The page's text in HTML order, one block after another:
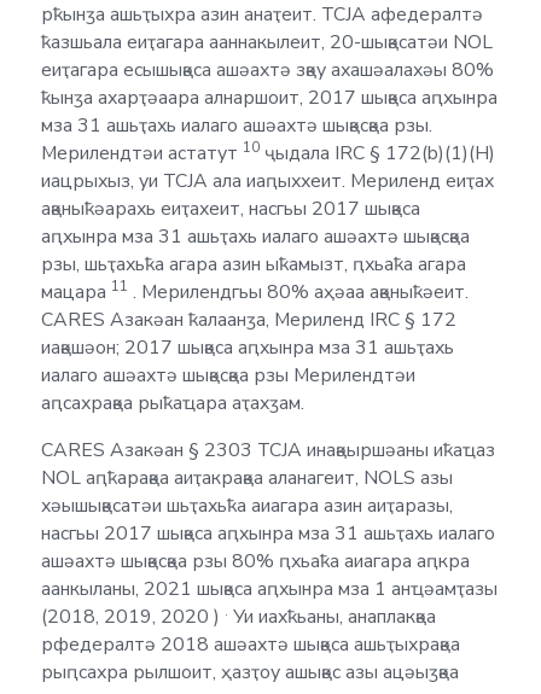
рҟынӡа ашьҭыхра азин анаҭеит. TCJA афедералтә
ҟазшьала еиҭагара ааннакылеит, 20-шықәсатәи NOL
еиҭагара есышықәса ашәахтә зқәу ахашәалахәы 80%
ҟынӡа ахарҭәаара алнаршоит, 2017 шықәса аԥхынра
мза 31 ашьҭахь иалаго ашәахтә шықәсқәа рзы.
Мерилендтәи астатут 10ҷыдала IRC § 172(b)(1)(H)
иацрыхыз, уи TCJA ала иаԥыххеит. Мериленд еиҭах
ақәныҟәарахь еиҭахеит, насгьы 2017 шықәса
аԥхынра мза 31 ашьҭахь иалаго ашәахтә шықәсқәа
рзы, шьҭахьҟа агара азин ыҟамызт, ԥхьаҟа агара
мацара 11 . Мерилендгьы 80% аҳәаа ақәныҟәеит.
CARES Азакәан ҟалаанӡа, Мериленд IRC § 172
иақәшәон; 2017 шықәса аԥхынра мза 31 ашьҭахь
иалаго ашәахтә шықәсқәа рзы Мерилендтәи
аԥсахрақәа рыҟаҵара аҭахӡам.
CARES Азакәан § 2303 TCJA инақәыршәаны иҟаҵаз
NOL аԥҟарақәа аиҭакрақәа аланагеит, NOLS азы
хәышықәсатәи шьҭахьҟа аиагара азин аиҭаразы,
насгьы 2017 шықәса аԥхынра мза 31 ашьҭахь иалаго
ашәахтә шықәсқәа рзы 80% ԥхьаҟа аиагара аԥкра
аанкыланы, 2021 шықәса аԥхынра мза 1 анҵәамҭазы
(2018, 2019, 2020 ) . Уи иахҟьаны, анаплакқәа
рфедералтә 2018 ашәахтә шықәса ашьҭыхрақәа
рыԥсахра рылшоит, ҳазҭоу ашықәс азы ацәыӡқәа